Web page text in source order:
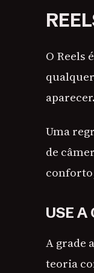
O Reels
Uma
de
USE
A grade
teoria